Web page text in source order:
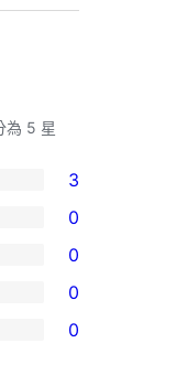
為 5 星
3
0
0
0
0